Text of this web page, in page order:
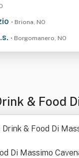
• Briona, NO
• Borgomanero, NO
& Food
& Food Di
Di Massimo